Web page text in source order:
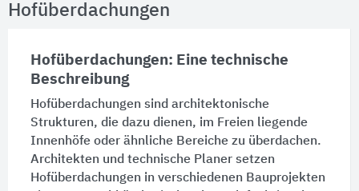
Hofüberdachungen
Hofüberdachungen: Eine technische
Beschreibung
Hofüberdachungen sind architektonische
Strukturen, die dazu dienen, im Freien liegende
Innenhöfe oder ähnliche Bereiche zu überdachen.
Architekten und technische Planer setzen
Hofüberdachungen in verschiedenen Bauprojekten